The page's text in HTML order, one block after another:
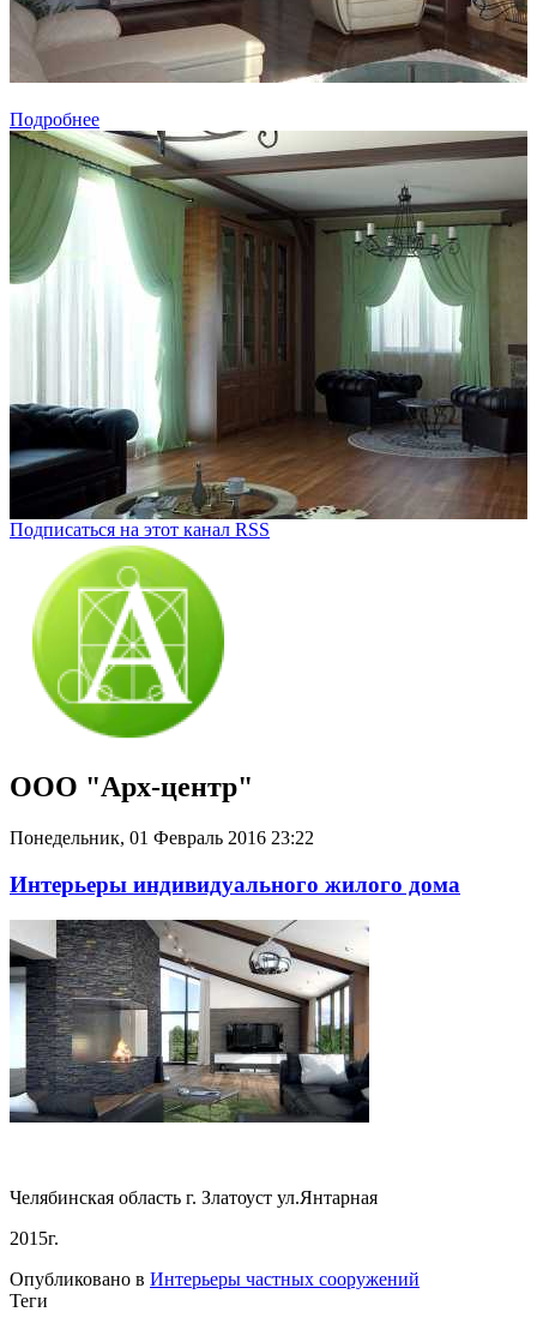
Подробнее
Подписаться на этот канал RSS
ООО "Арх-центр"
Понедельник, 01 Февраль 2016 23:22
Интерьеры индивидуального жилого дома
Челябинская область г. Златоуст ул.Янтарная
2015г.
Опубликовано в Интерьеры частных сооружений
Теги